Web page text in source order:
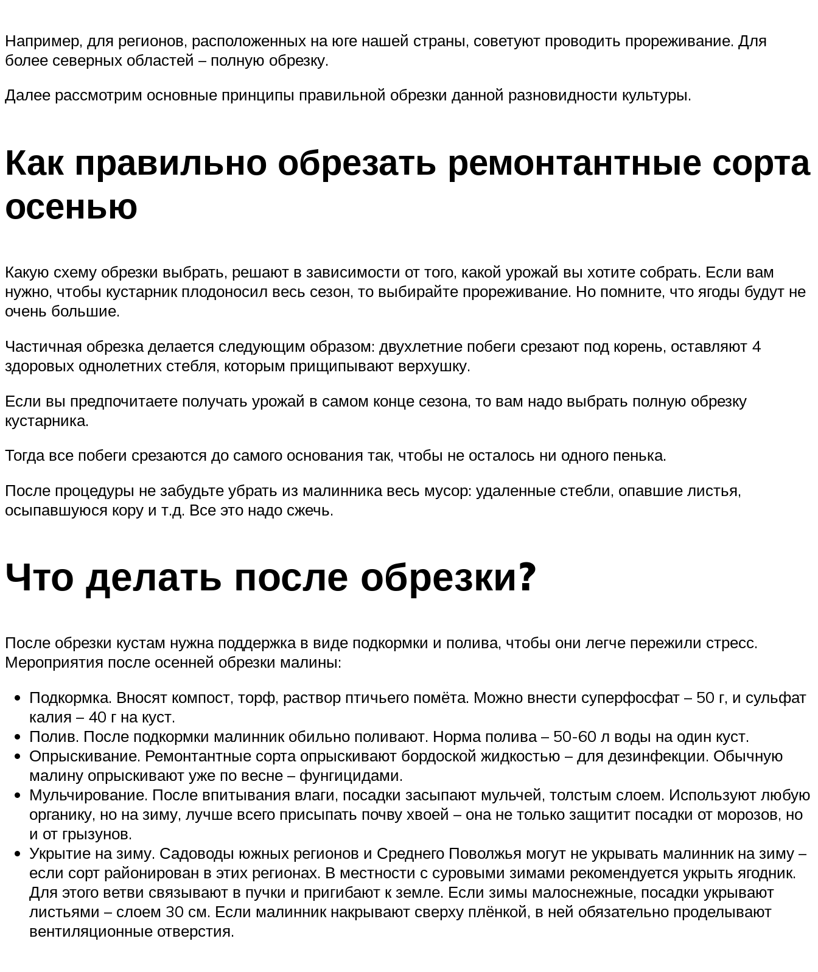
Например, для регионов, расположенных на юге нашей страны, советуют проводить прореживание. Для
более северных областей – полную обрезку.
Далее рассмотрим основные принципы правильной обрезки данной разновидности культуры.
Как правильно обрезать ремонтантные сорта
осенью
Какую схему обрезки выбрать, решают в зависимости от того, какой урожай вы хотите собрать. Если вам
нужно, чтобы кустарник плодоносил весь сезон, то выбирайте прореживание. Но помните, что ягоды будут не
очень большие.
Частичная обрезка делается следующим образом: двухлетние побеги срезают под корень, оставляют 4
здоровых однолетних стебля, которым прищипывают верхушку.
Если вы предпочитаете получать урожай в самом конце сезона, то вам надо выбрать полную обрезку
кустарника.
Тогда все побеги срезаются до самого основания так, чтобы не осталось ни одного пенька.
После процедуры не забудьте убрать из малинника весь мусор: удаленные стебли, опавшие листья,
осыпавшуюся кору и т.д. Все это надо сжечь.
Что делать после обрезки?
После обрезки кустам нужна поддержка в виде подкормки и полива, чтобы они легче пережили стресс.
Мероприятия после осенней обрезки малины:
Подкормка. Вносят компост, торф, раствор птичьего помёта. Можно внести суперфосфат – 50 г, и сульфат
калия – 40 г на куст.
Полив. После подкормки малинник обильно поливают. Норма полива – 50-60 л воды на один куст.
Опрыскивание. Ремонтантные сорта опрыскивают бордоской жидкостью – для дезинфекции. Обычную
малину опрыскивают уже по весне – фунгицидами.
Мульчирование. После впитывания влаги, посадки засыпают мульчей, толстым слоем. Используют любую
органику, но на зиму, лучше всего присыпать почву хвоей – она не только защитит посадки от морозов, но
и от грызунов.
Укрытие на зиму. Садоводы южных регионов и Среднего Поволжья могут не укрывать малинник на зиму –
если сорт районирован в этих регионах. В местности с суровыми зимами рекомендуется укрыть ягодник.
Для этого ветви связывают в пучки и пригибают к земле. Если зимы малоснежные, посадки укрывают
листьями – слоем 30 см. Если малинник накрывают сверху плёнкой, в ней обязательно проделывают
вентиляционные отверстия.